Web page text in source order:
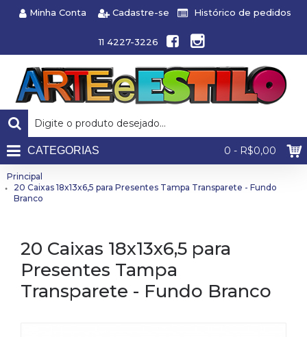
Minha Conta Cadastre-se Histórico de pedidos
11 4227-3226
0 - R$0,00
CATEGORIAS
Principal
20 Caixas 18x13x6,5 para Presentes Tampa Transparete - Fundo
Branco
20 Caixas 18x13x6,5 para
Presentes Tampa
Transparete - Fundo Branco